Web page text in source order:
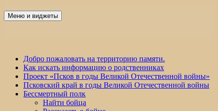
Победа 60
Меню и виджеты
Добро пожаловать на территорию памяти.
Как искать информацию о родственниках
Проект «Псков в годы Великой Отечественной войны»
Псковский край в годы Великой Отечественной войны
Бессмертный полк
Найти бойца